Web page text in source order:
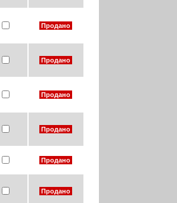
Продано
Продано
Продано
Продано
Продано
Продано